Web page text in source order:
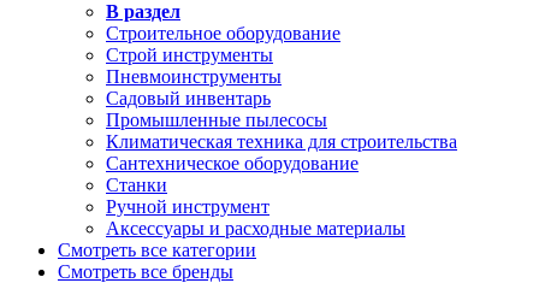
В раздел
Строительное оборудование
Строй инструменты
Пневмоинструменты
Садовый инвентарь
Промышленные пылесосы
Климатическая техника для строительства
Сантехническое оборудование
Станки
Ручной инструмент
Аксессуары и расходные материалы
Смотреть все категории
Смотреть все бренды